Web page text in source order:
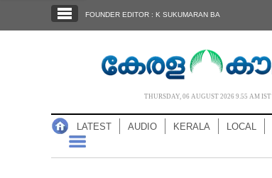
NOTIFIED NEWS
FOUNDER EDITOR : K SUKUMARAN BA
THURSDAY, 06 AUGUST 2026 9.55 AM IST
LATEST AUDIO KERALA LOCAL